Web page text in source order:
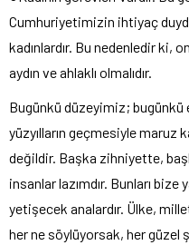
Cumhuriyetimizin ihtiyaç
kadınlardır. Bu nedenledir ki,
aydın ve ahlaklı olmalıdır.
Bugünkü düzeyimiz;
yüzyılların geçmesiyle maruz
değildir. Başka zihniyette,
insanlar lazımdır. Bunları
yetişecek analardır. Ülke,
her ne söylüyorsak, her güzel